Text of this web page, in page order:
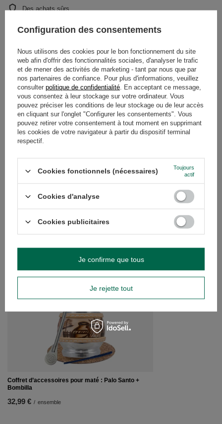
Des achats sûrs
DESCRIPTION
DÉTAILS
GARANTIE
AVIS
Avez-vous besoin d'aide ? Avez-vous des
répondrons rapidement. Les questions
puissent les consulter.
Poser une question
VOIR AUSSI
Coffret d’accessoires pour maté : Palo Santo +
Bombilla
32,99 € / ensemble
Configuration des consentements
Nous utilisons des cookies pour le bon fonctionnement du site
web afin d'offrir des fonctionnalités sociales, d'analyser le trafic
et de mener des activités de marketing - tant par nous que par
nos partenaires de confiance. Pour plus d'informations, veuillez
consulter politique de confidentialité . En acceptant ce message,
vous consentez à leur stockage sur votre ordinateur. Vous
pouvez préciser les conditions de leur stockage ou de leur accès
en cliquant sur l'onglet "Configurer les consentements". Vous
pouvez retirer votre consentement à tout moment en supprimant
les cookies de votre navigateur à partir du dispositif terminal
respectif.
Cookies fonctionnels (nécessaires)
Toujours
actif
Cookies d'analyse
Cookies publicitaires
Je rejette tout
Je confirme que tous